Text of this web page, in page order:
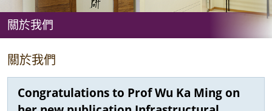
關於我們
於關於我們
Congratulations to Prof Wu Ka Ming on